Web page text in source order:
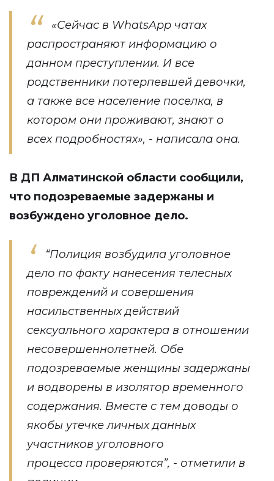
«Сейчас в WhatsApp чатах
распространяют информацию о
данном преступлении. И все
родственники потерпевшей девочки,
а также все население поселка, в
котором они проживают, знают о
всех подробностях», - написала она.
В ДП Алматинской области сообщили,
что подозреваемые задержаны и
возбуждено уголовное дело.
“Полиция возбудила уголовное
дело по факту нанесения телесных
повреждений и совершения
насильственных действий
сексуального характера в отношении
несовершеннолетней. Обе
подозреваемые женщины задержаны
и водворены в изолятор временного
содержания. Вместе с тем доводы о
якобы утечке личных данных
участников уголовного
процесса проверяются”, - отметили в